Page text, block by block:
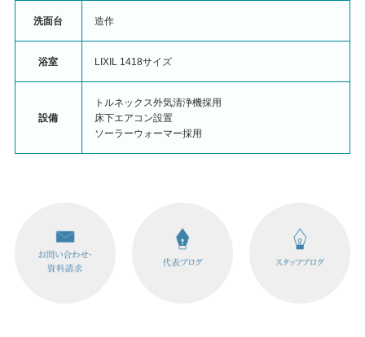
洗面台 造作
浴室 LIXIL 1418サイズ
設備
トルネックス外気清浄機採用
床下エアコン設置
ソーラーウォーマー採用